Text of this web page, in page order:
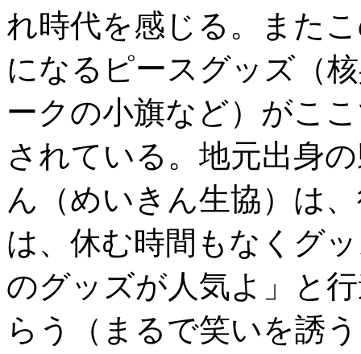
れ時代を感じる。また
になるピースグッズ（
ークの小旗など）がこ
されている。地元出身
ん（めいきん生協）は
は、休む時間もなくグ
のグッズが人気よ」と
らう（まるで笑いを誘